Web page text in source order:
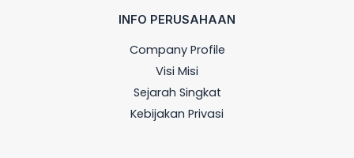
INFO PERUSAHAAN
Company Profile
Visi Misi
Sejarah Singkat
Kebijakan Privasi